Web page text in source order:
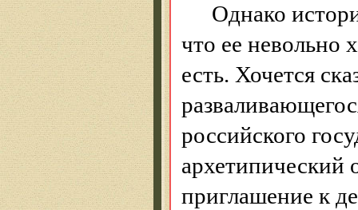
Однако
что ее невольно
есть. Хочется
российского
архетипический
приглашение к